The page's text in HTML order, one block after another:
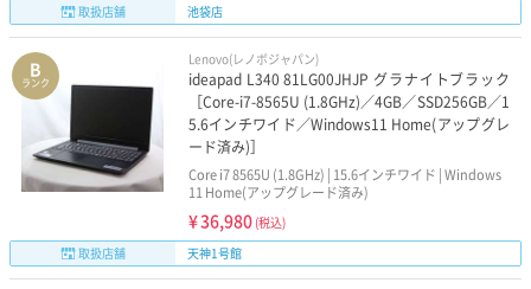
取扱店舗
池袋店
B
ランク
Lenovo(レノボジャパン)
ideapad L340 81LG00JHJP グラナイトブラック
［Core-i7-8565U (1.8GHz)／4GB／SSD256GB／1
5.6インチワイド／Windows11 Home(アップグレ
ード済み)］
Core i7 8565U (1.8GHz) | 15.6インチワイド | Windows
11 Home(アップグレード済み)
¥36,980 (税込)
取扱店舗
天神1号館